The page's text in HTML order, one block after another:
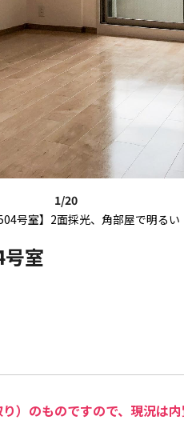
1/20
号室】2面採光、角部屋で明るい
室
）のものですので、現況は